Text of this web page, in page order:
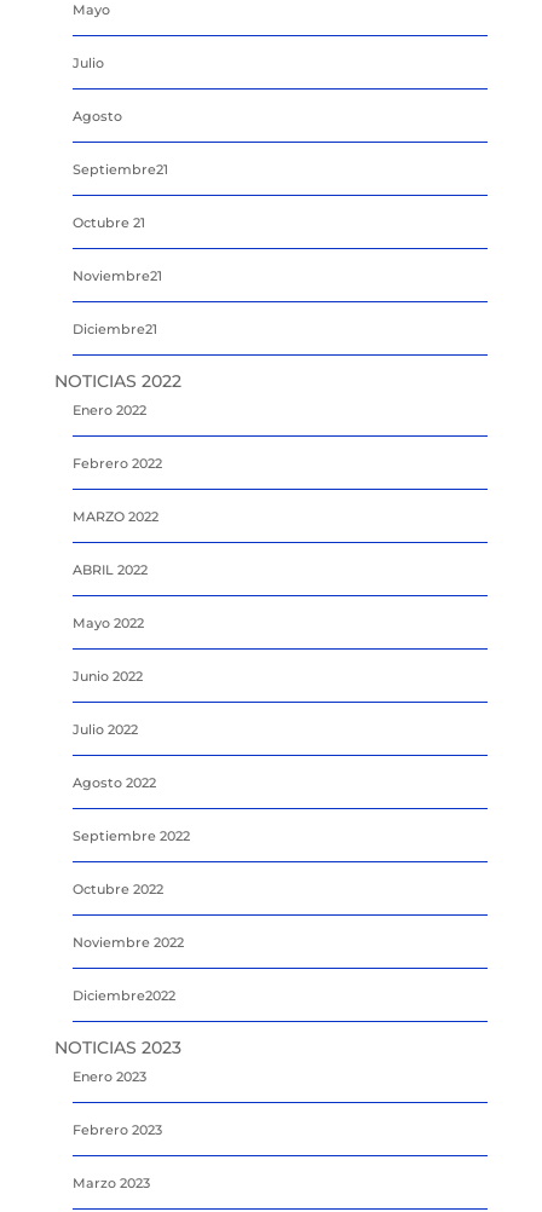
Mayo
Julio
Agosto
Septiembre21
Octubre 21
Noviembre21
Diciembre21
NOTICIAS 2022
Enero 2022
Febrero 2022
MARZO 2022
ABRIL 2022
Mayo 2022
Junio 2022
Julio 2022
Agosto 2022
Septiembre 2022
Octubre 2022
Noviembre 2022
Diciembre2022
NOTICIAS 2023
Enero 2023
Febrero 2023
Marzo 2023